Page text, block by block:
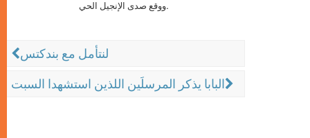
ووقع صدى الإنجيل الحي.
لنتأمل مع بندكتس
البابا يذكر المرسلَين اللذين استشهدا السبت